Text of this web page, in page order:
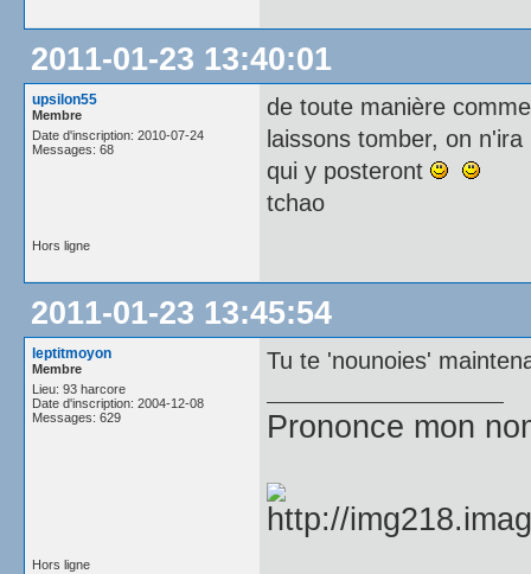
2011-01-23 13:40:01
upsilon55
Membre
Date d'inscription: 2010-07-24
Messages: 68
de toute manière
laissons tomber, on
qui y posteront
tchao
Hors ligne
2011-01-23 13:45:54
leptitmoyon
Membre
Lieu: 93 harcore
Date d'inscription: 2004-12-08
Messages: 629
Tu te 'nounoies'
Prononce mon
Hors ligne